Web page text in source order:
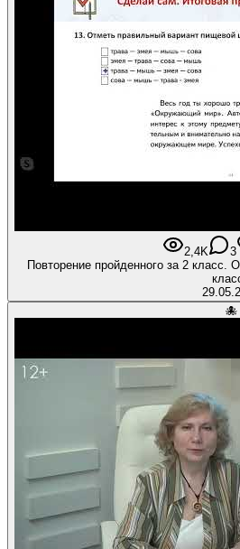
2,4K 3
Повторение пройденного за 2
🐙